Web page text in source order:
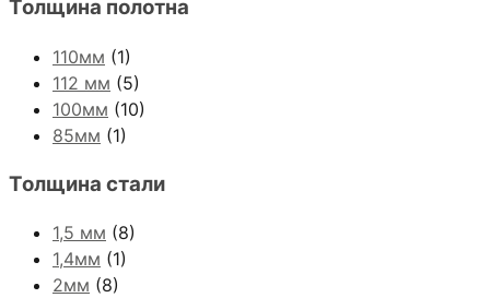
Толщина полотна
110мм (1)
112 мм (5)
100мм (10)
85мм (1)
Толщина стали
1,5 мм (8)
1,4мм (1)
2мм (8)